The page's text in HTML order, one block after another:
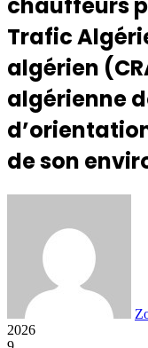
Trafic
algérien
algérienne
de son
2026